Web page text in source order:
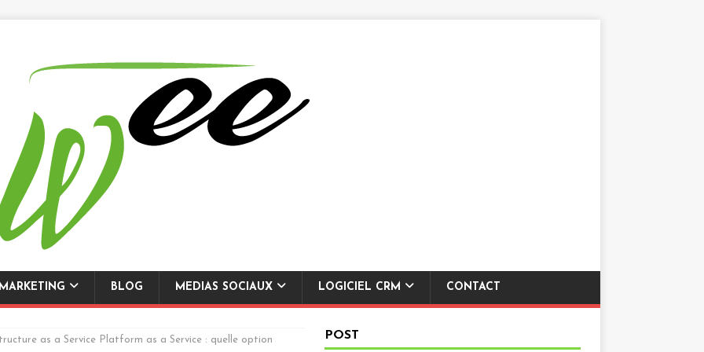
BLOG MEDIAS SOCIAUX LOGICIEL CRM CONTACT
as a Service Platform as a Service : quelle option POST